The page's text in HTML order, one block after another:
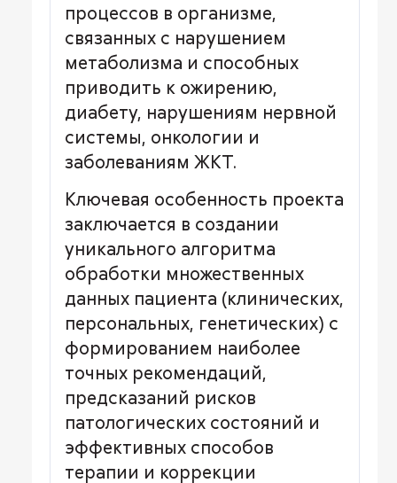
процессов в организме,
связанных с нарушением
метаболизма и способных
приводить к ожирению,
диабету, нарушениям нервной
системы, онкологии и
заболеваниям ЖКТ.
Ключевая особенность проекта
заключается в создании
уникального алгоритма
обработки множественных
данных пациента (клинических,
персональных, генетических) с
формированием наиболее
точных рекомендаций,
предсказаний рисков
патологических состояний и
эффективных способов
терапии и коррекции